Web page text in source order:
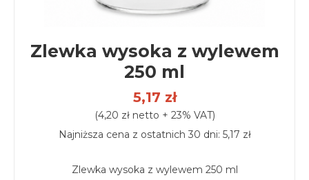
Zlewka wysoka z wylewem
250 ml
5,17 zł
(4,20 zł netto + 23% VAT)
Najniższa cena z ostatnich 30 dni: 5,17 zł
Zlewka wysoka z wylewem 250 ml